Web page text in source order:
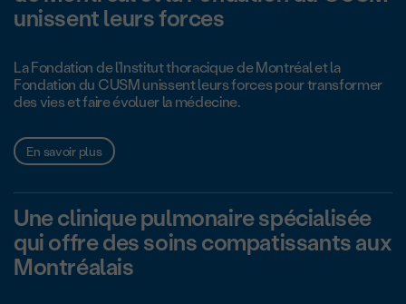
unissent leurs forces
La Fondation de l’Institut thoracique de Montréal et la
Fondation du CUSM unissent leurs forces pour transformer
des vies et faire évoluer la médecine.
En savoir plus
Une clinique pulmonaire spécialisée
qui offre des soins compatissants aux
Montréalais